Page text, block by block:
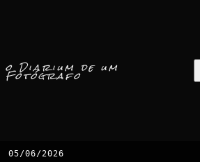
o Diarium de um
Fotógrafo
05/06/2026